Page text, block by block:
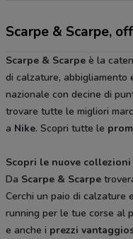
Scarpe & Scarpe,
Scarpe & Scarpe è la
di calzature, abbigliamento
nazionale con decine di
trovare tutte le migliori
a Nike. Scopri tutte le
Scopri le nuove collezioni
Da Scarpe & Scarpe
Cerchi un paio di calzature
running per le tue corse al
e anche i prezzi